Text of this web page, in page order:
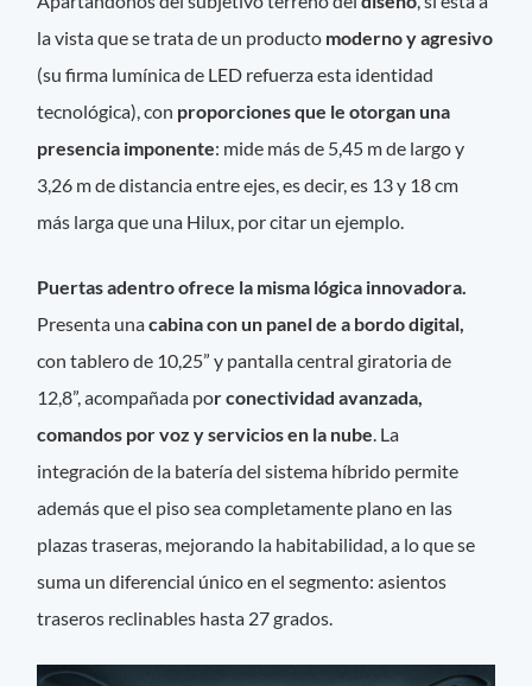
la vista que se trata de un producto moderno y agresivo
(su firma lumínica de LED refuerza esta identidad
tecnológica), con proporciones que le otorgan una
presencia imponente: mide más de 5,45 m de largo y
3,26 m de distancia entre ejes, es decir, es 13 y 18 cm
más larga que una Hilux, por citar un ejemplo.
Puertas adentro ofrece la misma lógica innovadora.
Presenta unacabina con un panel de a bordo digital,
con tablero de 10,25” y pantalla central giratoria de
12,8”, acompañada por conectividad avanzada,
comandos por voz y servicios en la nube. La
integración de la batería del sistema híbrido permite
además que el piso sea completamente plano en las
plazas traseras, mejorando la habitabilidad, a lo que se
suma un diferencial único en el segmento: asientos
traseros reclinables hasta 27 grados.